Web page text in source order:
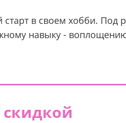
в своем хобби. Под
навыку -